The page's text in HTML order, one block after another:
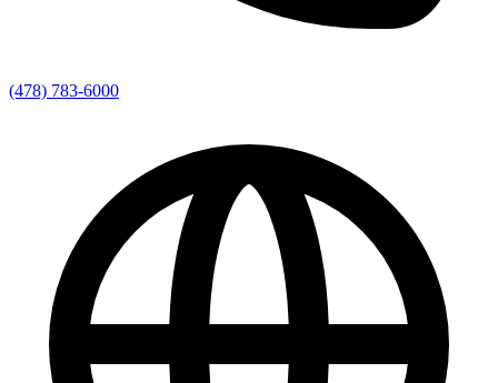
(478) 783-6000